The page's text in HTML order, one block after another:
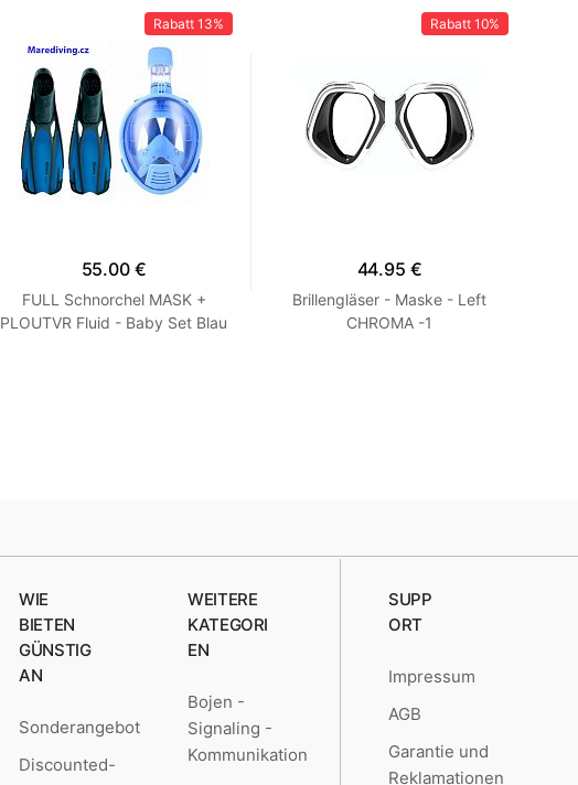
Rabatt 13%
55.00 €
FULL Schnorchel MASK +
PLOUTVR Fluid - Baby Set Blau
Rabatt 10%
44.95 €
Brillengläser - Maske - Left
CHROMA -1
WIE
BIETEN
GÜNSTIG
AN
Sonderangebot
Discounted-
WEITERE
KATEGORI
EN
Bojen -
Signaling -
Kommunikation
SUPP
ORT
Impressum
AGB
Garantie und
Reklamationen